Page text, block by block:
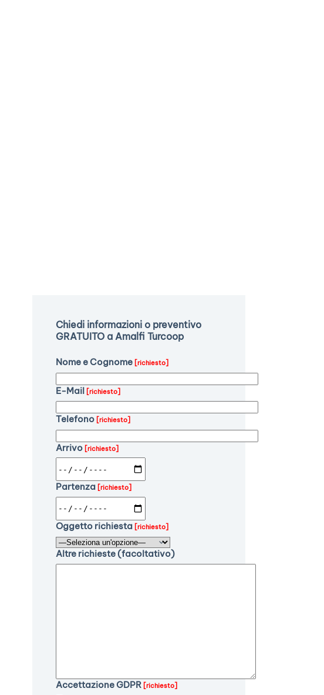
Chiedi informazioni o preventivo
GRATUITO a Amalfi Turcoop
Nome e Cognome [richiesto]
E-Mail [richiesto]
Telefono [richiesto]
Arrivo [richiesto]
Partenza [richiesto]
Oggetto richiesta [richiesto]
Altre richieste (facoltativo)
Accettazione GDPR [richiesto]